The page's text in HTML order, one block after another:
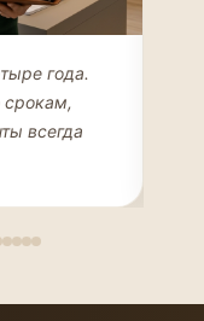
года.
срокам,
всегда